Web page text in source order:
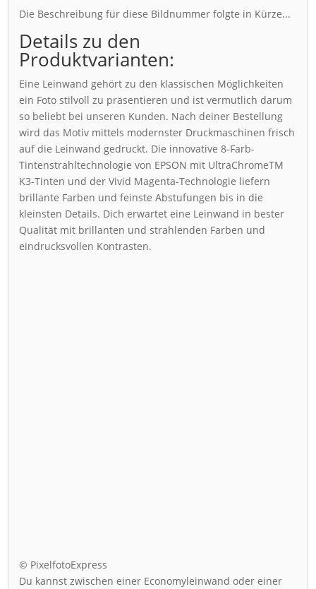
Die Beschreibung für diese Bildnummer folgte in Kürze...
Details zu den
Produktvarianten:
Eine Leinwand gehört zu den klassischen Möglichkeiten
ein Foto stilvoll zu präsentieren und ist vermutlich darum
so beliebt bei unseren Kunden. Nach deiner Bestellung
wird das Motiv mittels modernster Druckmaschinen frisch
auf die Leinwand gedruckt. Die innovative 8-Farb-
Tintenstrahltechnologie von EPSON mit UltraChromeTM
K3-Tinten und der Vivid Magenta-Technologie liefern
brillante Farben und feinste Abstufungen bis in die
kleinsten Details. Dich erwartet eine Leinwand in bester
Qualität mit brillanten und strahlenden Farben und
eindrucksvollen Kontrasten.
© PixelfotoExpress
Du kannst zwischen einer Economyleinwand oder einer